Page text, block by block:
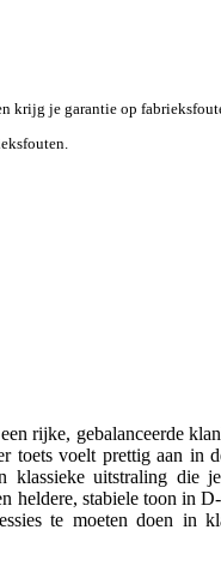
krijg je garantie op
rijke, gebalanceerde
toets voelt prettig aan in
klassieke uitstraling die
heldere, stabiele toon in
te moeten doen in